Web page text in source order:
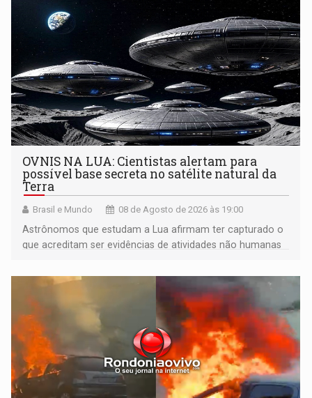
OVNIS NA LUA: Cientistas alertam para
possível base secreta no satélite natural da
Terra
Brasil e Mundo 08 de Agosto de 2026 às 19:00
Astrônomos que estudam a Lua afirmam ter capturado o
que acreditam ser evidências de atividades não humanas
órbita